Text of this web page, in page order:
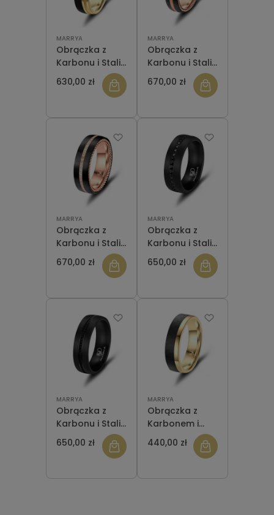
MARRYA
Obrączka z
Karbonu i Stali
CA-02 Gold
męska
630,00 zł
MARRYA
Obrączka z
Karbonu i Stali
CA-03 Rose
Gold męska
670,00 zł
MARRYA
Obrączka z
Karbonu i Stali
CA-03 Rose
Gold damska
670,00 zł
MARRYA
Obrączka z
Karbonu i Stali
CA-01 damska
650,00 zł
MARRYA
Obrączka z
Karbonu i Stali
CA-01 męska
650,00 zł
MARRYA
Obrączka z
Karbonem i
Stalą ES-24
Gold męska
440,00 zł